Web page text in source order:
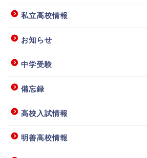
私立高校情報
お知らせ
中学受験
備忘録
高校入試情報
明善高校情報